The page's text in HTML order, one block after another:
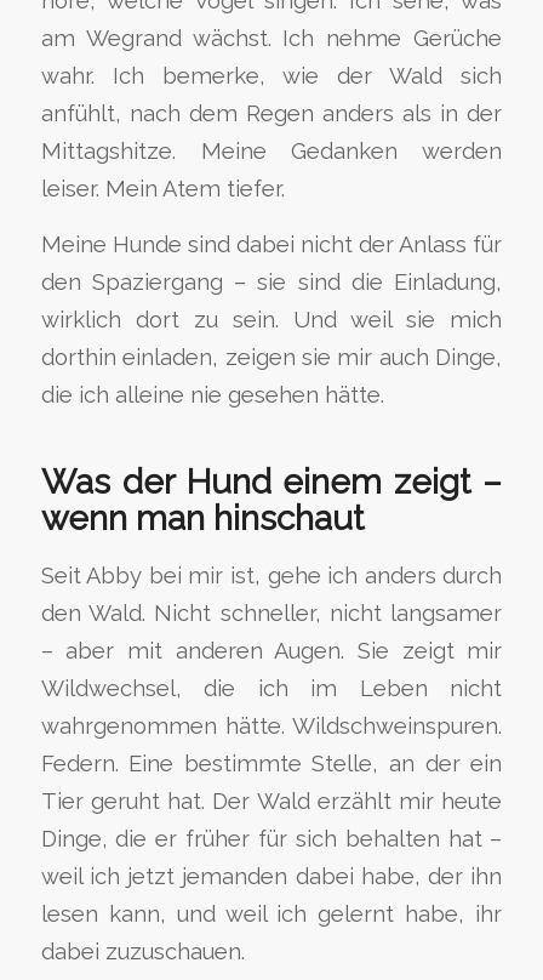
am Wegrand wächst. Ich nehme Gerüche
wahr. Ich bemerke, wie der Wald sich
anfühlt, nach dem Regen anders als in der
Mittagshitze. Meine Gedanken werden
leiser. Mein Atem tiefer.
Meine Hunde sind dabei nicht der Anlass für
den Spaziergang – sie sind die Einladung,
wirklich dort zu sein. Und weil sie mich
dorthin einladen, zeigen sie mir auch Dinge,
die ich alleine nie gesehen hätte.
Was der Hund einem zeigt –
wenn man hinschaut
Seit Abby bei mir ist, gehe ich anders durch
den Wald. Nicht schneller, nicht langsamer
– aber mit anderen Augen. Sie zeigt mir
Wildwechsel, die ich im Leben nicht
wahrgenommen hätte. Wildschweinspuren.
Federn. Eine bestimmte Stelle, an der ein
Tier geruht hat. Der Wald erzählt mir heute
Dinge, die er früher für sich behalten hat –
weil ich jetzt jemanden dabei habe, der ihn
lesen kann, und weil ich gelernt habe, ihr
dabei zuzuschauen.